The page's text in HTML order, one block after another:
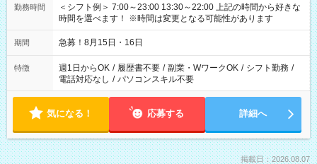
勤務時間
＜シフト例＞ 7:00～23:00 13:30～22:00 上記の時間から好きな
時間を選べます！ ※時間は変更となる可能性があります
期間 急募！8月15日・16日
特徴 週1日からOK / 履歴書不要 / 副業・WワークOK / シフト勤務 /
電話対応なし / パソコンスキル不要
気になる！ 応募する 詳細へ
掲載日：2026.08.07